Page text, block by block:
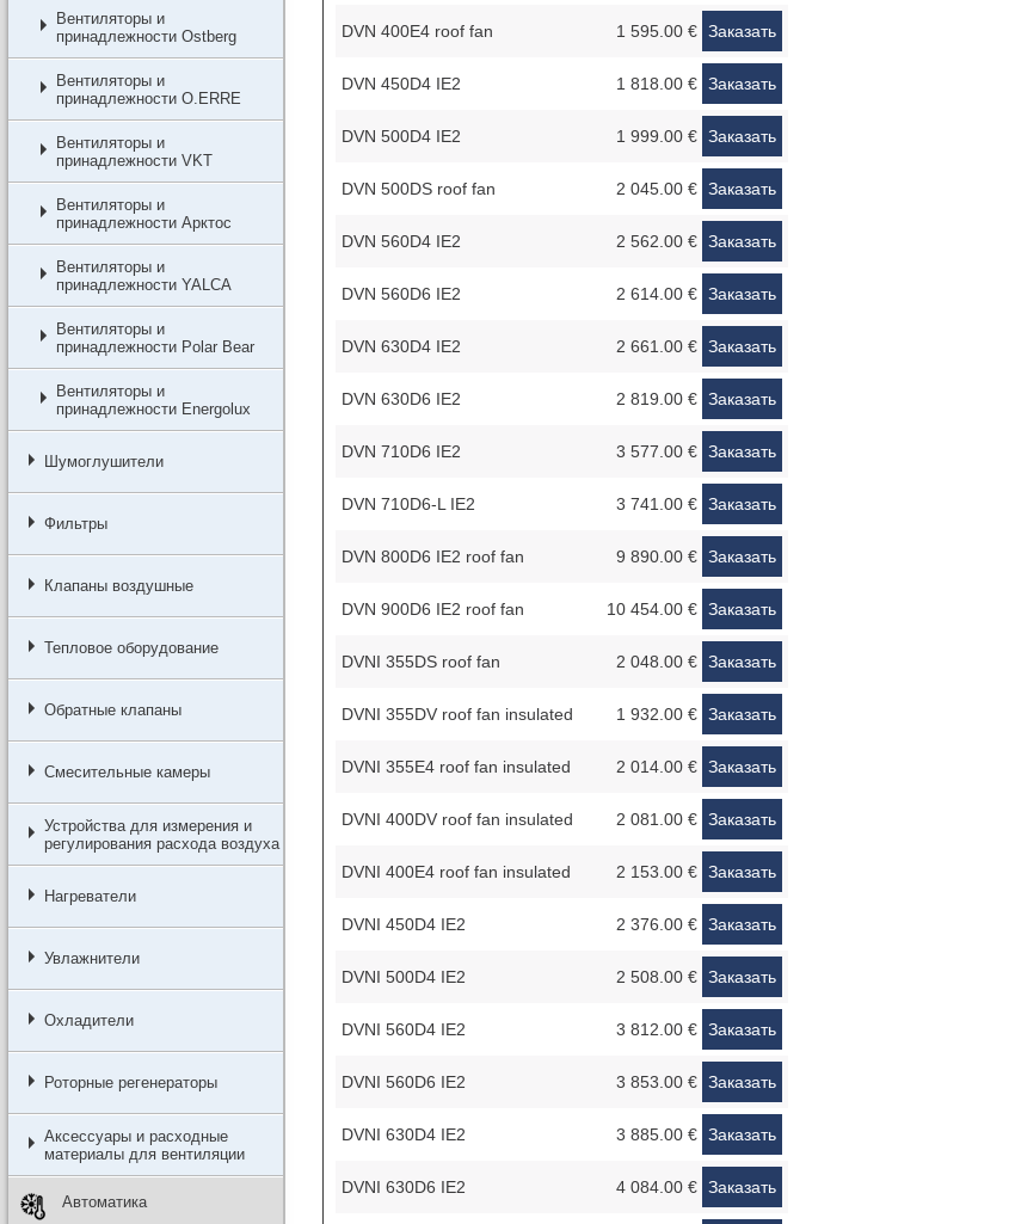
Вентиляторы и
принадлежности Ostberg
Вентиляторы и
принадлежности O.ERRE
Вентиляторы и
принадлежности VKT
Вентиляторы и
принадлежности Арктос
Вентиляторы и
принадлежности YALCA
Вентиляторы и
принадлежности Polar Bear
Вентиляторы и
принадлежности Energolux
Шумоглушители
Фильтры
Клапаны воздушные
Тепловое оборудование
Обратные клапаны
Смесительные камеры
Устройства для измерения и
регулирования расхода воздуха
Нагреватели
Увлажнители
Охладители
Роторные регенераторы
Аксессуары и расходные
материалы для вентиляции
Автоматика
DVN 400E4 roof fan 1 595.00 € Заказать
DVN 450D4 IE2 1 818.00 € Заказать
DVN 500D4 IE2 1 999.00 € Заказать
DVN 500DS roof fan 2 045.00 € Заказать
DVN 560D4 IE2 2 562.00 € Заказать
DVN 560D6 IE2 2 614.00 € Заказать
DVN 630D4 IE2 2 661.00 € Заказать
DVN 630D6 IE2 2 819.00 € Заказать
DVN 710D6 IE2 3 577.00 € Заказать
DVN 710D6-L IE2 3 741.00 € Заказать
DVN 800D6 IE2 roof fan 9 890.00 € Заказать
DVN 900D6 IE2 roof fan 10 454.00 € Заказать
DVNI 355DS roof fan 2 048.00 € Заказать
DVNI 355DV roof fan insulated 1 932.00 € Заказать
DVNI 355E4 roof fan insulated 2 014.00 € Заказать
DVNI 400DV roof fan insulated 2 081.00 € Заказать
DVNI 400E4 roof fan insulated 2 153.00 € Заказать
DVNI 450D4 IE2 2 376.00 € Заказать
DVNI 500D4 IE2 2 508.00 € Заказать
DVNI 560D4 IE2 3 812.00 € Заказать
DVNI 560D6 IE2 3 853.00 € Заказать
DVNI 630D4 IE2 3 885.00 € Заказать
DVNI 630D6 IE2 4 084.00 € Заказать